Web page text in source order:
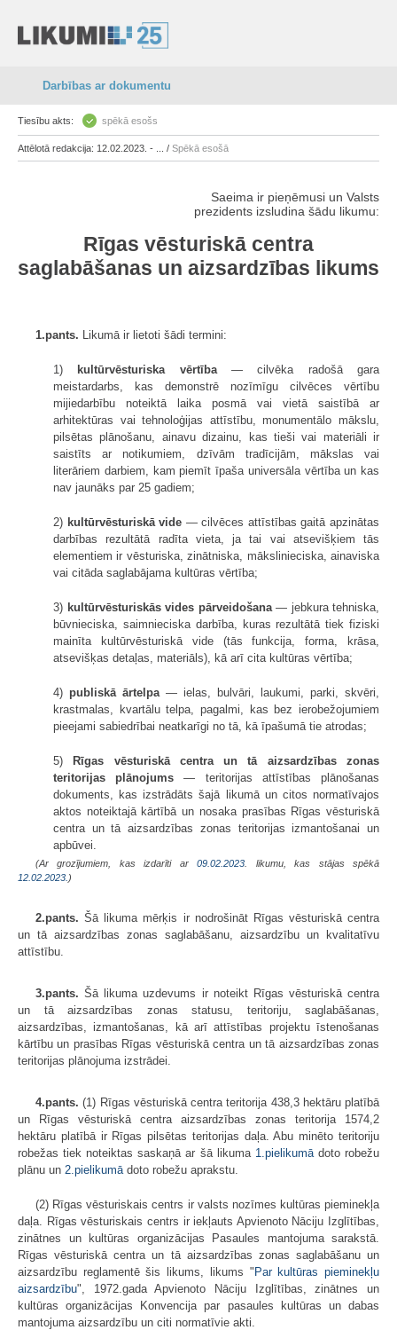
Darbības ar dokumentu
Tiesību akts: spēkā esošs
Attēlotā redakcija: 12.02.2023. - ... / Spēkā esošā
Saeima ir pieņēmusi un Valsts
prezidents izsludina šādu likumu:
Rīgas vēsturiskā centra
saglabāšanas un aizsardzības likums
1.pants. Likumā ir lietoti šādi termini:
1) kultūrvēsturiska vērtība— cilvēka radošā gara
meistardarbs, kas demonstrē nozīmīgu cilvēces vērtību
mijiedarbību noteiktā laika posmā vai vietā saistībā ar
arhitektūras vai tehnoloģijas attīstību, monumentālo mākslu,
pilsētas plānošanu, ainavu dizainu, kas tieši vai materiāli ir
saistīts ar notikumiem, dzīvām tradīcijām, mākslas vai
literāriem darbiem, kam piemīt īpaša universāla vērtība un kas
nav jaunāks par 25 gadiem;
2) kultūrvēsturiskā vide — cilvēces attīstības gaitā apzinātas
darbības rezultātā radīta vieta, ja tai vai atsevišķiem tās
elementiem ir vēsturiska, zinātniska, mākslinieciska, ainaviska
vai citāda saglabājama kultūras vērtība;
3) kultūrvēsturiskās vides pārveidošana— jebkura tehniska,
būvnieciska, saimnieciska darbība, kuras rezultātā tiek fiziski
mainīta kultūrvēsturiskā vide (tās funkcija, forma, krāsa,
atsevišķas detaļas, materiāls), kā arī cita kultūras vērtība;
4) publiskā ārtelpa — ielas, bulvāri, laukumi, parki, skvēri,
krastmalas, kvartālu telpa, pagalmi, kas bez ierobežojumiem
pieejami sabiedrībai neatkarīgi no tā, kā īpašumā tie atrodas;
5)
Rīgas vēsturiskā centra un tā aizsardzības zonas
teritorijas plānojums — teritorijas attīstības plānošanas
dokuments, kas izstrādāts šajā likumā un citos normatīvajos
aktos noteiktajā kārtībā un nosaka prasības Rīgas vēsturiskā
centra un tā aizsardzības zonas teritorijas izmantošanai un
apbūvei.
(Ar grozījumiem, kas izdarīti ar09.02.2023 . likumu, kas stājas spēkā
12.02.2023. )
2.pants. Šā likuma mērķis ir nodrošināt Rīgas vēsturiskā centra
un tā aizsardzības zonas saglabāšanu, aizsardzību un kvalitatīvu
attīstību.
3.pants. Šā likuma uzdevums ir noteikt Rīgas vēsturiskā centra
un tā aizsardzības zonas statusu, teritoriju, saglabāšanas,
aizsardzības, izmantošanas, kā arī attīstības projektu īstenošanas
kārtību un prasības Rīgas vēsturiskā centra un tā aizsardzības zonas
teritorijas plānojuma izstrādei.
4.pants. (1) Rīgas vēsturiskā centra teritorija 438,3 hektāru platībā
un Rīgas vēsturiskā centra aizsardzības zonas teritorija 1574,2
hektāru platībā ir Rīgas pilsētas teritorijas daļa. Abu minēto teritoriju
robežas tiek noteiktas saskaņā ar šā likuma 1.pielikumādoto robežu
plānu un 2.pielikumā doto robežu aprakstu.
(2) Rīgas vēsturiskais centrs ir valsts nozīmes kultūras pieminekļa
daļa. Rīgas vēsturiskais centrs ir iekļauts Apvienoto Nāciju Izglītības,
zinātnes un kultūras organizācijas Pasaules mantojuma sarakstā.
Rīgas vēsturiskā centra un tā aizsardzības zonas saglabāšanu un
aizsardzību reglamentē šis likums, likums " Par kultūras pieminekļu
aizsardzību", 1972.gada Apvienoto Nāciju Izglītības, zinātnes un
kultūras organizācijas Konvencija par pasaules kultūras un dabas
mantojuma aizsardzību un citi normatīvie akti.